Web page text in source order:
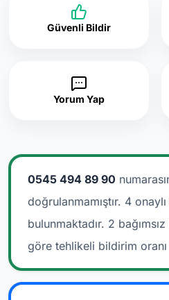
Güvenli Bildir
Yorum Yap
0545 494 89 90
doğrulanmamıştır. 4
bulunmaktadır. 2
göre tehlikeli bildirim oranı